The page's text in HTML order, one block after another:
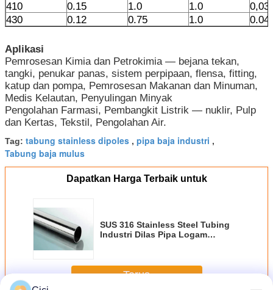
410
0.15 1.0 1.0
430
0.12 0.75 1.0
Aplikasi
Pemrosesan Kimia dan Petrokimia — bejana tekan,
tangki, penukar panas, sistem perpipaan, flensa, fitting,
katup dan pompa, Pemrosesan Makanan dan Minuman,
Medis Kelautan, Penyulingan Minyak
Pengolahan Farmasi, Pembangkit Listrik — nuklir, Pulp
dan Kertas, Tekstil, Pengolahan Air.
Tag: tabung stainless dipoles , pipa baja industri ,
Tabung baja mulus
Dapatkan Harga Terbaik untuk
SUS 316 Stainless Steel Tubing
Industri Dilas Pipa Logam
Terus